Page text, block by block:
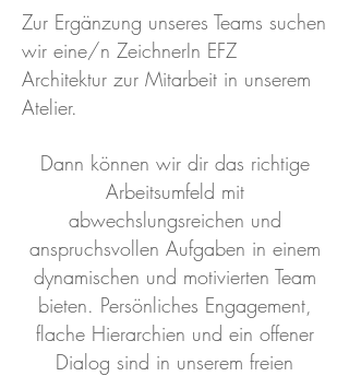
Zur Ergänzung unseres Teams suchen
wir eine/n ZeichnerIn EFZ
Architektur zur Mitarbeit in unserem
Atelier.
Dann können wir dir das richtige
Arbeitsumfeld mit
abwechslungsreichen und
anspruchsvollen Aufgaben in einem
dynamischen und motivierten Team
bieten. Persönliches Engagement,
flache Hierarchien und ein offener
Dialog sind in unserem freien